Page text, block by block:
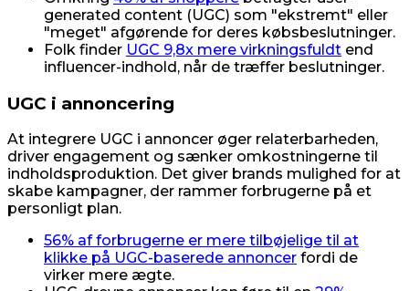
generated content (UGC) som "ekstremt" eller
"meget" afgørende for deres købsbeslutninger.
Folk finder UGC 9,8x mere virkningsfuldt end
influencer-indhold, når de træffer beslutninger.
UGC i annoncering
At integrere UGC i annoncer øger relaterbarheden,
driver engagement og sænker omkostningerne til
indholdsproduktion. Det giver brands mulighed for at
skabe kampagner, der rammer forbrugerne på et
personligt plan.
56% af forbrugerne er mere tilbøjelige til at
klikke på UGC-baserede annoncer fordi de
virker mere ægte.